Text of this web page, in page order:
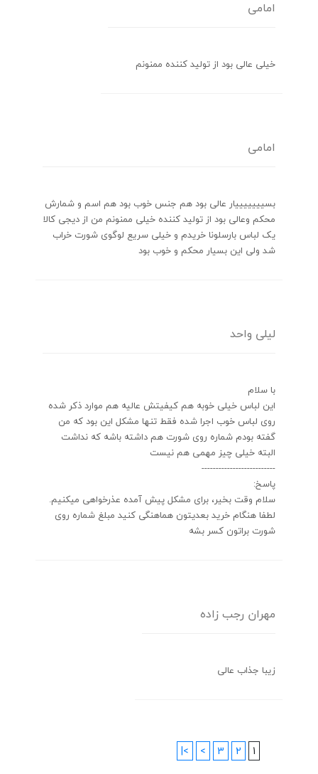
امامی
خیلی عالی بود از تولید کننده ممنونم
امامی
بسیییییییار عالی بود هم جنس خوب بود هم اسم و شمارش
محکم وعالی بود از تولید کننده خیلی ممنونم من از دیجی کالا
یک لباس بارسلونا خریدم و خیلی سریع لوگوی شورت خراب
شد ولی این بسیار محکم و خوب بود
لیلی واحد
با سلام
این لباس خیلی خوبه هم کیفیتش عالیه هم موارد ذکر شده
روی لباس خوب اجرا شده فقط تنها مشکل این بود که من
گفته بودم شماره روی شورت هم داشته باشه که نداشت
البته خیلی چیز مهمی هم نیست
--------------------------
پاسخ:
سلام وقت بخیر، برای مشکل پیش آمده عذرخواهی میکنیم.
لطفا هنگام خرید بعدیتون هماهنگی کنید مبلغ شماره روی
شورت براتون کسر بشه
مهران رجب زاده
زیبا جذاب عالی
1
2
3
>
>|